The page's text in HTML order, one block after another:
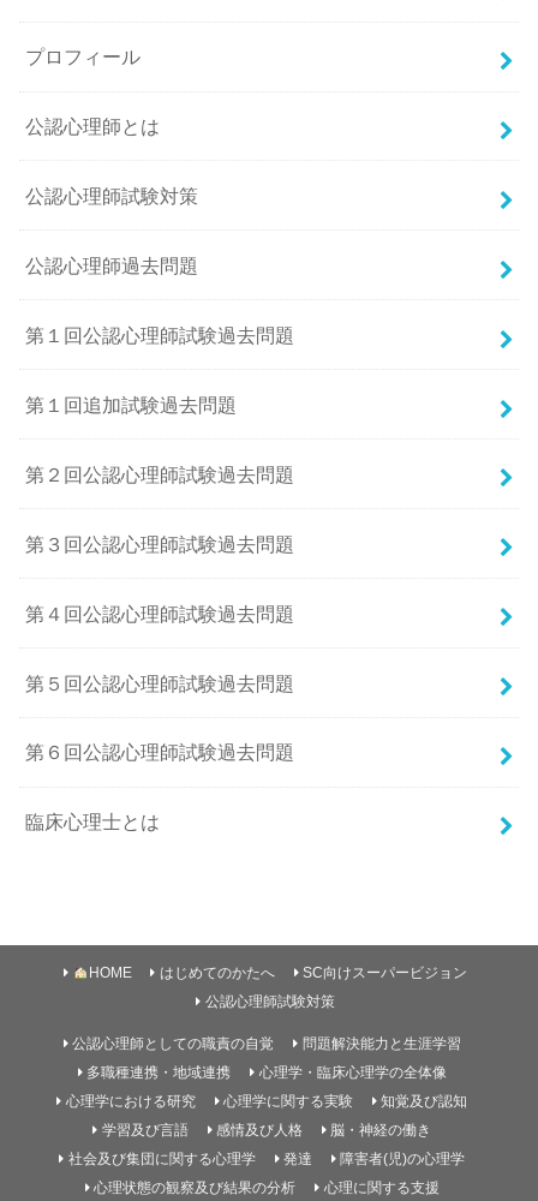
プロフィール
公認心理師とは
公認心理師試験対策
公認心理師過去問題
第１回公認心理師試験過去問題
第１回追加試験過去問題
第２回公認心理師試験過去問題
第３回公認心理師試験過去問題
第４回公認心理師試験過去問題
第５回公認心理師試験過去問題
第６回公認心理師試験過去問題
臨床心理士とは
HOME はじめてのかたへ
SC向けスーパービジョン
公認心理師試験対策
公認心理師としての職責の自覚
問題解決能力と生涯学習
多職種連携・地域連携
心理学・臨床心理学の全体像
心理学における研究
心理学に関する実験
知覚及び認知
学習及び言語
感情及び人格
脳・神経の働き
社会及び集団に関する心理学
発達
障害者(児)の心理学
心理状態の観察及び結果の分析
心理に関する支援